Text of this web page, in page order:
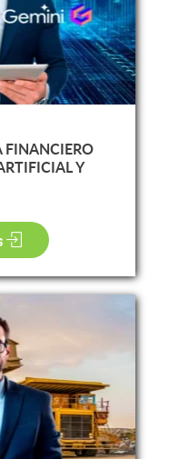
FINANCIERO
Y